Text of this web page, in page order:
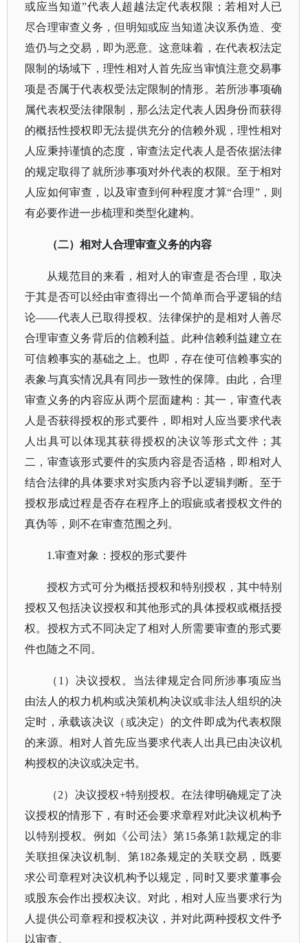
或应当知道”代表人超越法定代表权限；若相对人已
尽合理审查义务，但明知或应当知道决议系伪造、变
造仍与之交易，即为恶意。这意味着，在代表权法定
限制的场域下，理性相对人首先应当审慎注意交易事
项是否属于代表权受法定限制的情形。若所涉事项确
属代表权受法律限制，那么法定代表人因身份而获得
的概括性授权即无法提供充分的信赖外观，理性相对
人应秉持谨慎的态度，审查法定代表人是否依据法律
的规定取得了就所涉事项对外代表的权限。至于相对
人应如何审查，以及审查到何种程度才算“合理”，则
有必要作进一步梳理和类型化建构。
（二）相对人合理审查义务的内容
从规范目的来看，相对人的审查是否合理，取决
于其是否可以经由审查得出一个简单而合乎逻辑的结
论——代表人已取得授权。法律保护的是相对人善尽
合理审查义务背后的信赖利益。此种信赖利益建立在
可信赖事实的基础之上。也即，存在使可信赖事实的
表象与真实情况具有同步一致性的保障。由此，合理
审查义务的内容应从两个层面建构：其一，审查代表
人是否获得授权的形式要件，即相对人应当要求代表
人出具可以体现其获得授权的决议等形式文件；其
二，审查该形式要件的实质内容是否适格，即相对人
结合法律的具体要求对实质内容予以逻辑判断。至于
授权形成过程是否存在程序上的瑕疵或者授权文件的
真伪等，则不在审查范围之列。
1.审查对象：授权的形式要件
授权方式可分为概括授权和特别授权，其中特别
授权又包括决议授权和其他形式的具体授权或概括授
权。授权方式不同决定了相对人所需要审查的形式要
件也随之不同。
（ 1）决议授权。当法律规定合同所涉事项应当
由法人的权力机构或决策机构决议或非法人组织的决
定时，承载该决议（或决定）的文件即成为代表权限
的来源。相对人首先应当要求代表人出具已由决议机
构授权的决议或决定书。
（2）决议授权+特别授权。在法律明确规定了决
议授权的情形下，有时还会要求章程对此决议机构予
以特别授权。例如《公司法》第15条第1款规定的非
关联担保决议机制、第182条规定的关联交易，既要
求公司章程对决议机构予以规定，同时又要求董事会
或股东会作出授权决议。对此，相对人应当要求行为
人提供公司章程和授权决议，并对此两种授权文件予
以审查。